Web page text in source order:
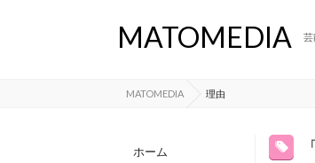
MATOMEDIA 芸
MATOMEDIA 理由
ホーム